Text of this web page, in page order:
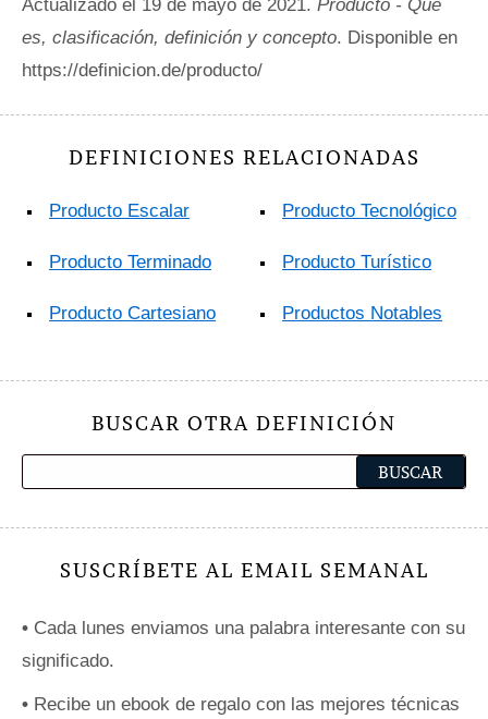
Actualizado el 19 de mayo de 2021. Producto - Qué
es, clasificación, definición y concepto. Disponible en
https://definicion.de/producto/
DEFINICIONES RELACIONADAS
Producto Escalar
Producto Terminado
Producto Cartesiano
Producto Tecnológico
Producto Turístico
Productos Notables
BUSCAR OTRA DEFINICIÓN
SUSCRÍBETE AL EMAIL SEMANAL
• Cada lunes enviamos una palabra interesante con su
significado.
• Recibe un ebook de regalo con las mejores técnicas